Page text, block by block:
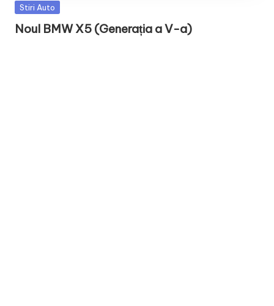
Posted
Stiri Auto
Noul BMW X5 (Generația a V-a)